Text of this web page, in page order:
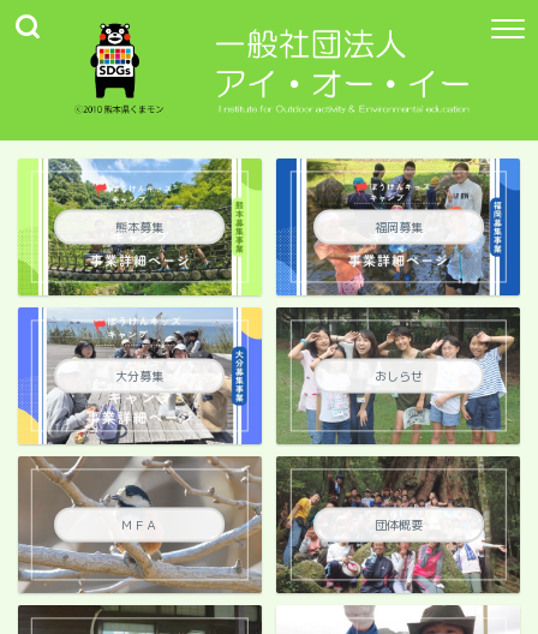
熊本募集 福岡募集
大分募集 おしらせ
ＭＦＡ 団体概要